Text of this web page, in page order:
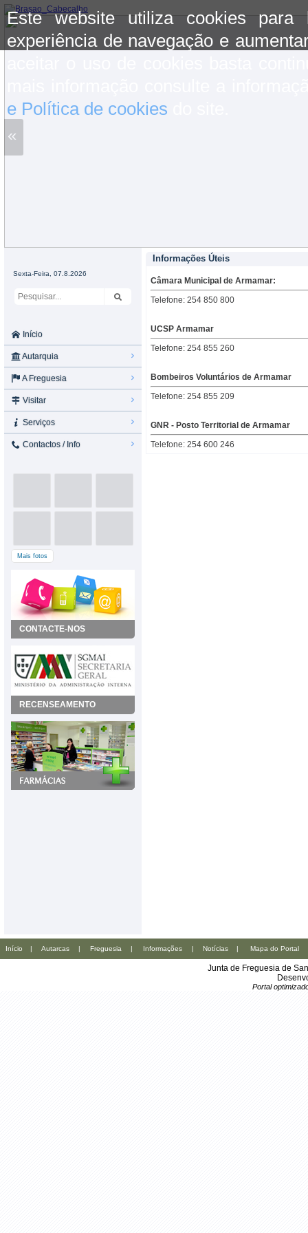
Este website utiliza cookies para
experiência de navegação e
e Política de cookies
«
Sexta-Feira, 07.8.2026
Início
Autarquia
A Freguesia
Visitar
Serviços
Contactos / Info
Mais fotos
CONTACTE-NOS
RECENSEAMENTO
Informações Úteis
Câmara Municipal de Armamar:
Telefone: 254 850 800
UCSP Armamar
Telefone: 254 855 260
Bombeiros Voluntários de Armamar
Telefone: 254 855 209
GNR - Posto Territorial de Armamar
Telefone: 254 600 246
Início | Autarcas | Freguesia | Informações | Notícias | Mapa do Portal
Junta de Freguesia de
Portal